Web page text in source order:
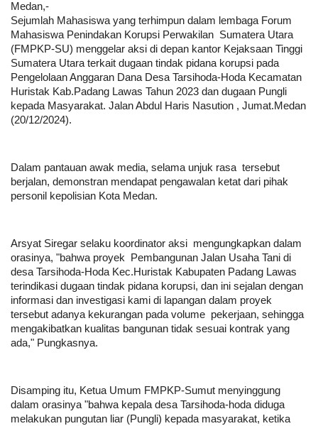
Medan,-
Sejumlah Mahasiswa yang terhimpun dalam lembaga Forum
Mahasiswa Penindakan Korupsi Perwakilan Sumatera Utara
(FMPKP-SU) menggelar aksi di depan kantor Kejaksaan Tinggi
Sumatera Utara terkait dugaan tindak pidana korupsi pada
Pengelolaan Anggaran Dana Desa Tarsihoda-Hoda Kecamatan
Huristak Kab.Padang Lawas Tahun 2023 dan dugaan Pungli
kepada Masyarakat. Jalan Abdul Haris Nasution , Jumat.Medan
(20/12/2024).
Dalam pantauan awak media, selama unjuk rasa tersebut
berjalan, demonstran mendapat pengawalan ketat dari pihak
personil kepolisian Kota Medan.
Arsyat Siregar selaku koordinator aksi mengungkapkan dalam
orasinya, "bahwa proyek Pembangunan Jalan Usaha Tani di
desa Tarsihoda-Hoda Kec.Huristak Kabupaten Padang Lawas
terindikasi dugaan tindak pidana korupsi, dan ini sejalan dengan
informasi dan investigasi kami di lapangan dalam proyek
tersebut adanya kekurangan pada volume pekerjaan, sehingga
mengakibatkan kualitas bangunan tidak sesuai kontrak yang
ada," Pungkasnya.
Disamping itu, Ketua Umum FMPKP-Sumut menyinggung
dalam orasinya "bahwa kepala desa Tarsihoda-hoda diduga
melakukan pungutan liar (Pungli) kepada masyarakat, ketika